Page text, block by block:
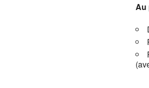
Au